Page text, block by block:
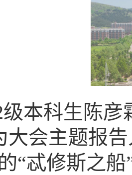
级本科生陈
大会主题报
“忒修斯之